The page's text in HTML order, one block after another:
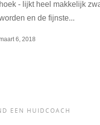
hoek - lijkt heel makkelijk
en de fijnste...
6, 2018
EEN HUIDCOACH